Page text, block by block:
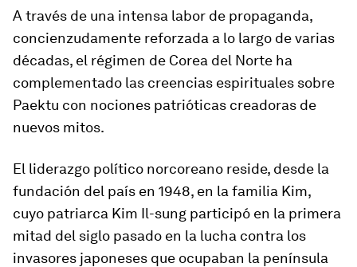
A través de una intensa labor de propaganda,
concienzudamente reforzada a lo largo de varias
décadas, el régimen de Corea del Norte ha
complementado las creencias espirituales sobre
Paektu con nociones patrióticas creadoras de
nuevos mitos.
El liderazgo político norcoreano reside, desde la
fundación del país en 1948, en la familia Kim,
cuyo patriarca Kim Il-sung participó en la primera
mitad del siglo pasado en la lucha contra los
invasores japoneses que ocupaban la península